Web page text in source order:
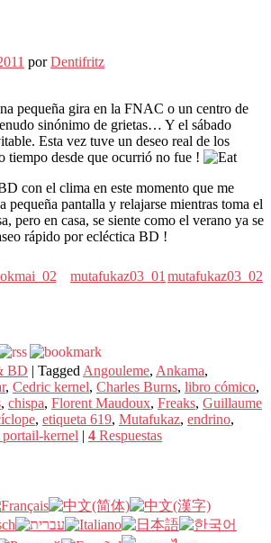
porDentifritz
pequeña gira en la FNAC o un centro de
sinónimo de grietas… Y el sábado
Esta vez tuve un deseo real de los
tiempo desde que ocurrió no fue !
con el clima en este momento que me
pequeña pantalla y relajarse mientras toma el
pero en casa, se siente como el verano ya se
rápido por ecléctica BD !
mutafukaz03_01 mutafukaz03_02
BD | Tagged Angouleme, Ankama,
, Cedric kernel, Charles Burns, libro cómico,
, chispa, Florent Maudoux, Freaks, Guillaume
, etiqueta 619, Mutafukaz, endrino,
kernel | 4 Respuestas